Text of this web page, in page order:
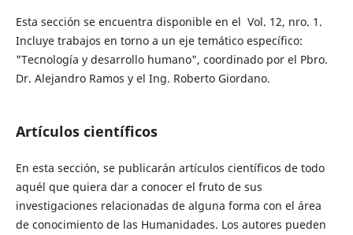
Esta sección se encuentra disponible en el Vol. 12, nro. 1.
Incluye trabajos en torno a un eje temático específico:
"Tecnología y desarrollo humano", coordinado por el Pbro.
Dr. Alejandro Ramos y el Ing. Roberto Giordano.
Artículos científicos
En esta sección, se publicarán artículos científicos de todo
aquél que quiera dar a conocer el fruto de sus
investigaciones relacionadas de alguna forma con el área
de conocimiento de las Humanidades. Los autores pueden